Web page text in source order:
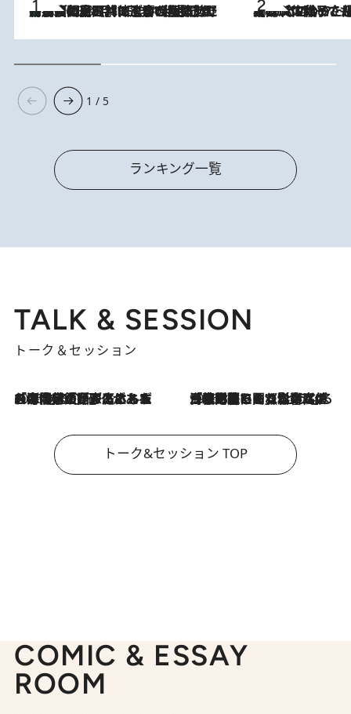
2026.8.8
「最後に見られてよかった」上野動物園の東園パンダ舎が解体前に特別公開。8月16日まで延長されたパネル展と共に辿る“半世紀”のパンダ飼育《解体工事の図面あり》 2026.8.5
【阿川佐和子さんの年とる力】なぜ70代で始めた趣味は“こんなに楽しい”のか？ ピアノ、俳句…スランプに陥っても続けられる“ある秘訣”とは
1 / 5
ランキング一覧
TALK & SESSION
トーク＆セッション
2026.8.3
「今後値上げがあるとすれば…」「リスクがあるのは今年の冬」エネルギー専門家が語る、ホルムズ海峡封鎖が家庭にもたらす“ある心配” 2026.8.3
「住宅建てられない…」「サーチャージ料の高値が続いている」ホルムズ海峡封鎖による影響はいつまで続く？《エネルギー専門家に聞く“どうなる日本の暮らし”》
トーク&セッション TOP
COMIC & ESSAY
ROOM